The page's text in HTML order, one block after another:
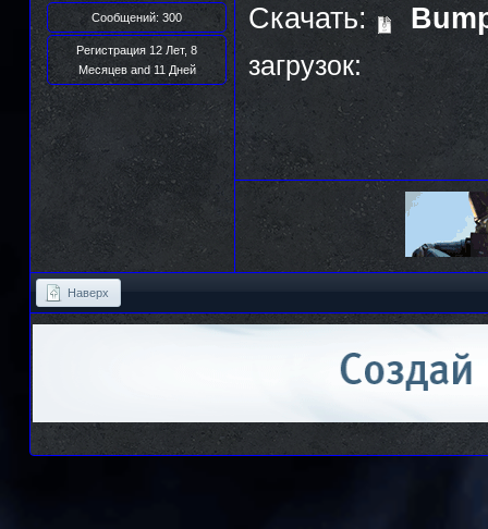
Сообщений: 300
Регистрация 12 Лет, 8
Месяцев and 11 Дней
Скачать:
загрузок:
Наверх